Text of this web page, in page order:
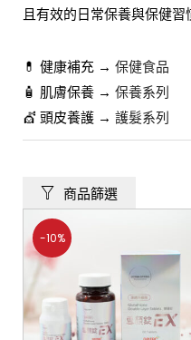
且有效的日常保養與保健習
💊 健康補充 → 保健食品
🧴 肌膚保養 → 保養系列
💇 頭皮養護 → 護髮系列
商品篩選
-10%